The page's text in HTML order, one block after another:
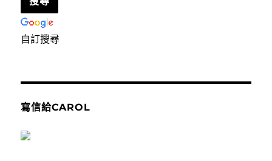
自訂搜尋
寫信給CAROL